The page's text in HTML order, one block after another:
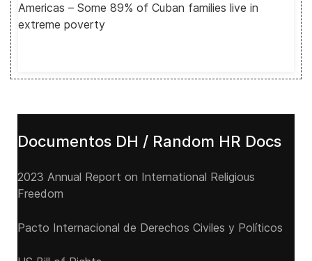
Americas – Some 89% of Cuban families live in
extreme poverty
Documentos DH / Random HR Docs
2023 Annual Report on International Religious
Freedom
Pacto Internacional de Derechos Civiles y Políticos